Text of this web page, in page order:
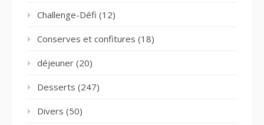
Challenge-Défi (12)
Conserves et confitures (18)
déjeuner (20)
Desserts (247)
Divers (50)